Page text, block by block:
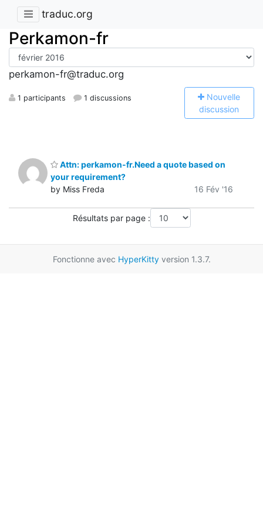
traduc.org
Perkamon-fr
perkamon-fr@traduc.org
1 participants 1 discussions Nouvelle
discussion
Attn: perkamon-fr.Need a quote based on
your requirement?
by Miss Freda
16 Fév '16
Résultats par page :
Fonctionne avec HyperKittyversion 1.3.7.